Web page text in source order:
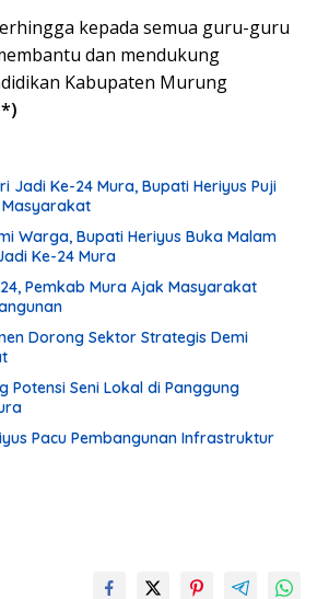
kepada semua guru-guru
dan mendukung
Kabupaten Murung
Jadi Ke-24 Mura, Bupati Heriyus Puji
Warga, Bupati Heriyus Buka Malam
Ke-24 Mura
Pemkab Mura Ajak Masyarakat
Dorong Sektor Strategis Demi
Potensi Seni Lokal di Panggung
Pacu Pembangunan Infrastruktur